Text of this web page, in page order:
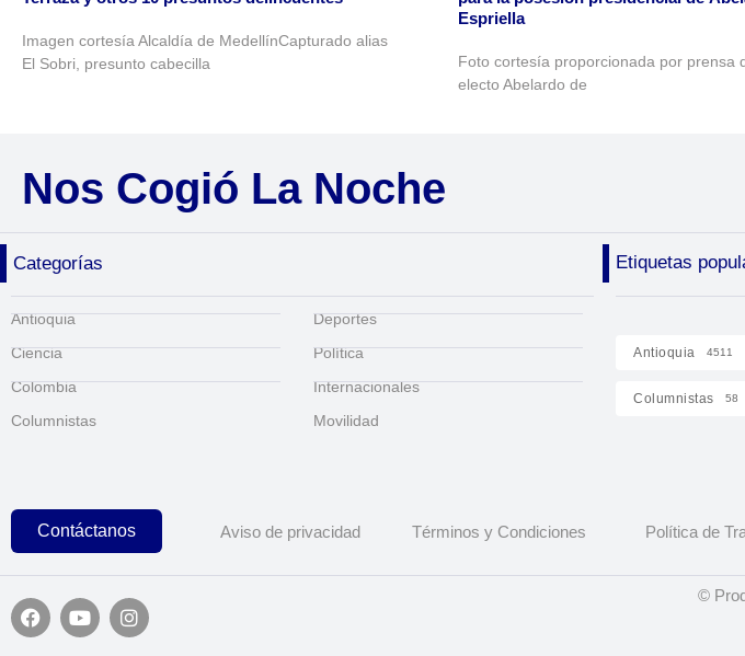
Imagen cortesía Alcaldía de MedellínCapturado alias
El Sobri, presunto cabecilla
Espriella
Foto cortesía proporcionada por prensa
electo Abelardo de
Nos Cogió La Noche
Categorías Etiquetas
Antioquia
Ciencia
Colombia
Columnistas
Deportes
Política
Internacionales
Movilidad
Antioquia 4511
Columnistas 58
Contáctanos Aviso de privacidad Términos y Condiciones Política de
©